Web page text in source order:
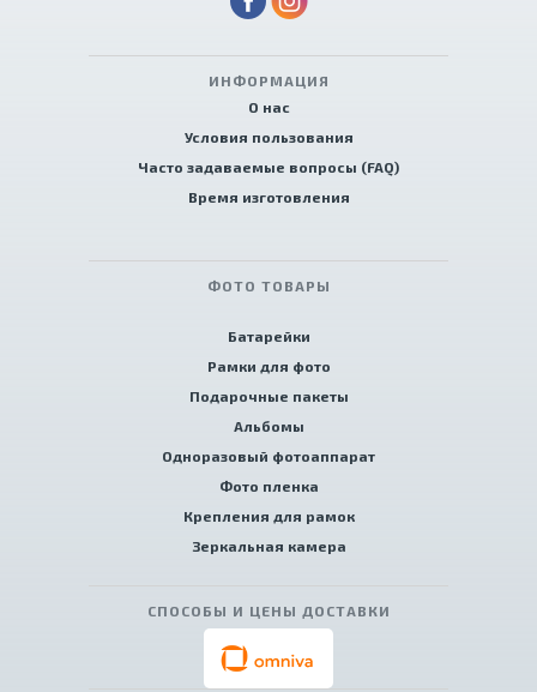
ИНФОРМАЦИЯ
О нас
Условия пользования
Часто задаваемые вопросы (FAQ)
Время изготовления
ФОТО ТОВАРЫ
Батарейки
Рамки для фото
Подарочные пакеты
Альбомы
Одноразовый фотоаппарат
Фото пленка
Крепления для рамок
Зеркальная камера
СПОСОБЫ И ЦЕНЫ ДОСТАВКИ